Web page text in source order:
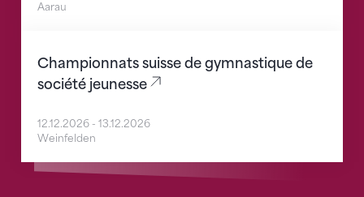
Aarau
Championnats suisse de gymnastique de
société jeunesse
12.12.2026 - 13.12.2026
Weinfelden